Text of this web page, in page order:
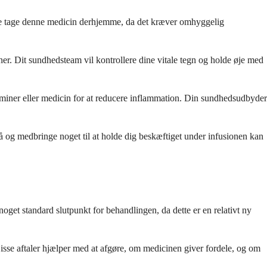
denne medicin derhjemme, da det kræver omhyggelig
Dit sundhedsteam vil kontrollere dine vitale tegn og holde øje med
eller medicin for at reducere inflammation. Din sundhedsudbyder
medbringe noget til at holde dig beskæftiget under infusionen kan
standard slutpunkt for behandlingen, da dette er en relativt ny
aftaler hjælper med at afgøre, om medicinen giver fordele, og om